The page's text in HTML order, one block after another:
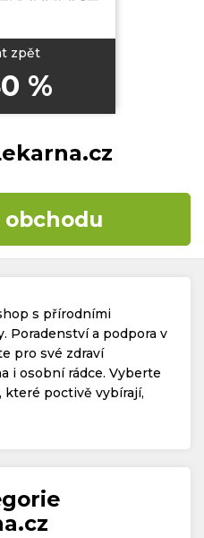
Všechna práva vyhrazena.
zpět
%
s přírodními
Poradenství a podpora v
pro své zdraví
i osobní rádce. Vyberte
poctivě vybírají,